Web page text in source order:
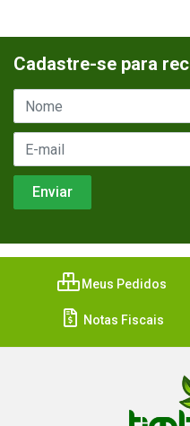
Cadastre-se para
Meus Pedidos
Notas Fiscais